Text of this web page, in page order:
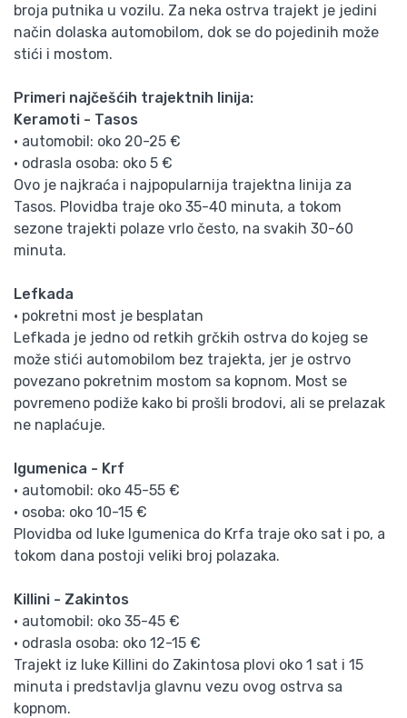
broja putnika u vozilu. Za neka ostrva trajekt je jedini
način dolaska automobilom, dok se do pojedinih može
stići i mostom.
Primeri najčešćih trajektnih linija:
Keramoti - Tasos
• automobil: oko 20-25 €
• odrasla osoba: oko 5 €
Ovo je najkraća i najpopularnija trajektna linija za
Tasos. Plovidba traje oko 35-40 minuta, a tokom
sezone trajekti polaze vrlo često, na svakih 30-60
minuta.
Lefkada
• pokretni most je besplatan
Lefkada je jedno od retkih grčkih ostrva do kojeg se
može stići automobilom bez trajekta, jer je ostrvo
povezano pokretnim mostom sa kopnom. Most se
povremeno podiže kako bi prošli brodovi, ali se prelazak
ne naplaćuje.
Igumenica - Krf
• automobil: oko 45-55 €
• osoba: oko 10-15 €
Plovidba od luke Igumenica do Krfa traje oko sat i po, a
tokom dana postoji veliki broj polazaka.
Killini - Zakintos
• automobil: oko 35-45 €
• odrasla osoba: oko 12-15 €
Trajekt iz luke Killini do Zakintosa plovi oko 1 sat i 15
minuta i predstavlja glavnu vezu ovog ostrva sa
kopnom.